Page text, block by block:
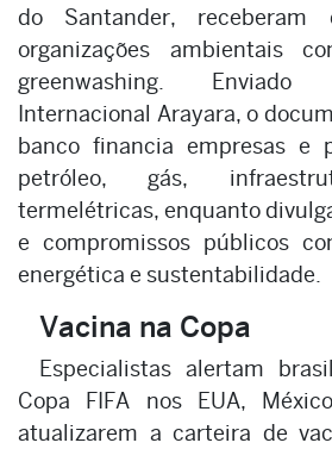
do Santander,
organizações ambientais
greenwashing.
Internacional Arayara, o
banco financia empresas e
petróleo, gás,
termelétricas, enquanto
e compromissos públicos
energética e sustentabilidade.
Vacina na Copa
Especialistas alertam
Copa FIFA nos EUA,
atualizarem a carteira de